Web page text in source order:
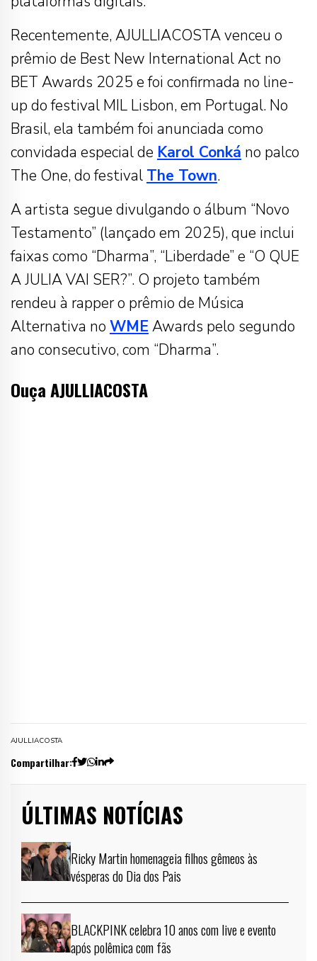
Recentemente, AJULLIACOSTA venceu o
prêmio de Best New International Act no
BET Awards 2025 e foi confirmada no line-
up do festival MIL Lisbon, em Portugal. No
Brasil, ela também foi anunciada como
convidada especial de Karol Conká no palco
The One, do festival The Town.
A artista segue divulgando o álbum “Novo
Testamento” (lançado em 2025), que inclui
faixas como “Dharma”, “Liberdade” e “O QUE
A JULIA VAI SER?”. O projeto também
rendeu à rapper o prêmio de Música
Alternativa no WME Awards pelo segundo
ano consecutivo, com “Dharma”.
Ouça AJULLIACOSTA
AJULLIACOSTA
Compartilhar:
ÚLTIMAS NOTÍCIAS
Ricky Martin homenageia filhos gêmeos às
vésperas do Dia dos Pais
BLACKPINK celebra 10 anos com live e evento
após polêmica com fãs